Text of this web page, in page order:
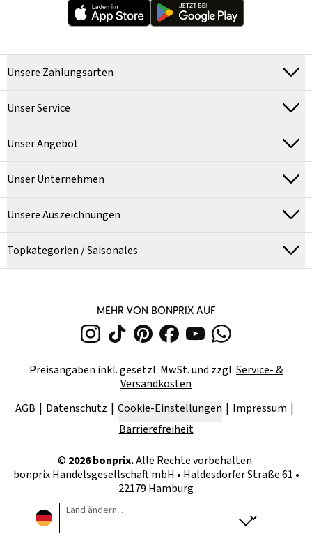
Unsere Zahlungsarten
Unser Service
Unser Angebot
Unser Unternehmen
Unsere Auszeichnungen
Topkategorien / Saisonales
MEHR VON BONPRIX AUF
Preisangaben inkl. gesetzl. MwSt. und zzgl.Service- &
Versandkosten
AGB
Datenschutz Cookie-Einstellungen
Impressum
Barrierefreiheit
© 2026bonprix.Alle Rechte vorbehalten.
bonprix Handelsgesellschaft mbH • Haldesdorfer Straße 61 •
22179 Hamburg
Land ändern...